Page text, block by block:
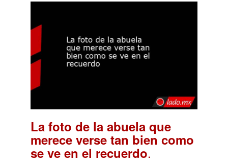
La foto de la abuela que
merece verse tan bien como
se ve en el recuerdo.